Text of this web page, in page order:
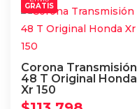
Corona Transmisión
48 T Original Honda
Xr 150
GRATIS